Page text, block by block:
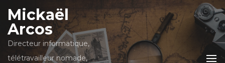
Mickaël
Arcos
Directeur informatique,
télétravailleur nomade,